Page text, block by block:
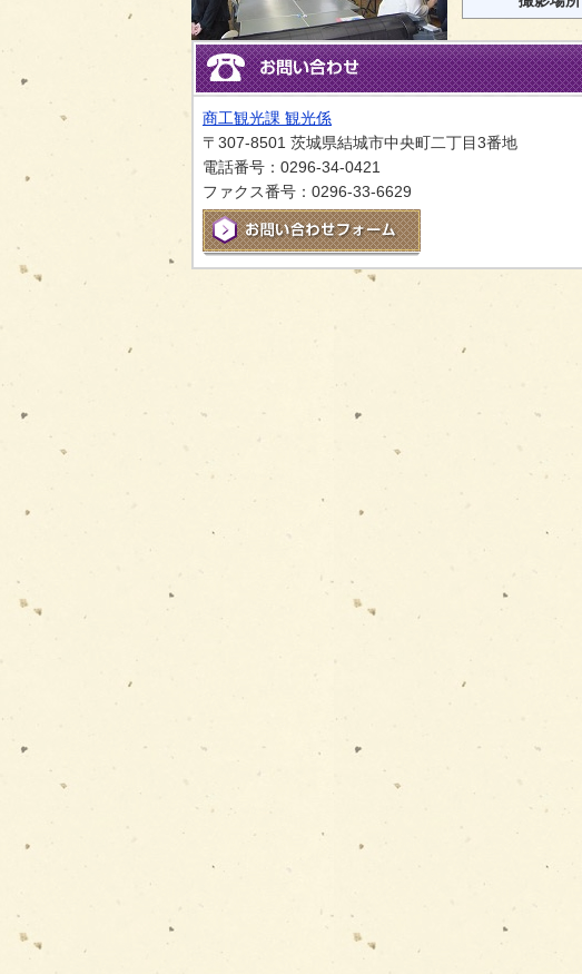
商工観光課 観光係
〒307-8501 茨城県結城市中央町二丁目3番地
電話番号：0296-34-0421
ファクス番号：0296-33-6629